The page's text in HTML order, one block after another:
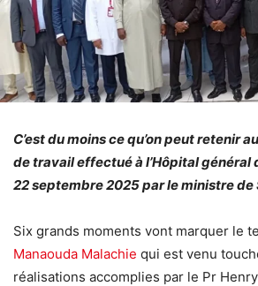
C’est du moins ce qu’on peut retenir
de travail effectué à l’Hôpital général
22 septembre 2025 par le ministre de
Six grands moments vont marquer le
Manaouda Malachie qui est venu
réalisations accomplies par le Pr